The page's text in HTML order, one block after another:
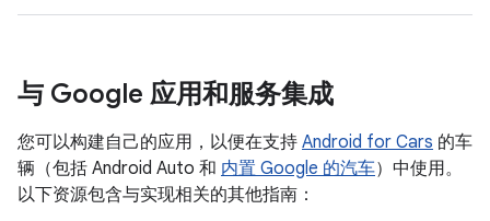
与 Google 应用和服务集成
您可以构建自己的应用，以便在支持 Android for Cars 的车
辆（包括 Android Auto 和 内置 Google 的汽车）中使用。
以下资源包含与实现相关的其他指南：